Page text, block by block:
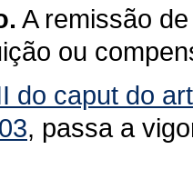
A remissão
ou
do caput do
, passa a